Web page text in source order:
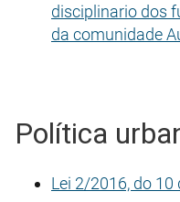
disciplinario dos
da comunidade
Política
Lei 2/2016, do 10